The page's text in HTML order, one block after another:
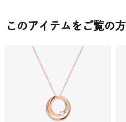
このアイテムをご覧の